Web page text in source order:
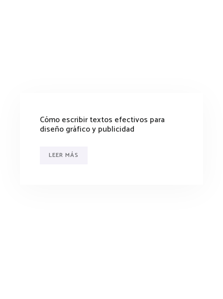
Cómo escribir textos efectivos para
diseño gráfico y publicidad
LEER MÁS